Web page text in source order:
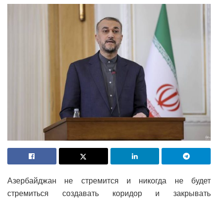
Азербайджан не стремится и никогда не будет
стремиться создавать коридор и закрывать